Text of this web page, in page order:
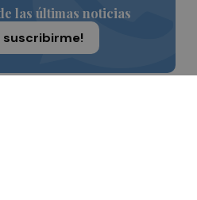
las últimas noticias
suscribirme!